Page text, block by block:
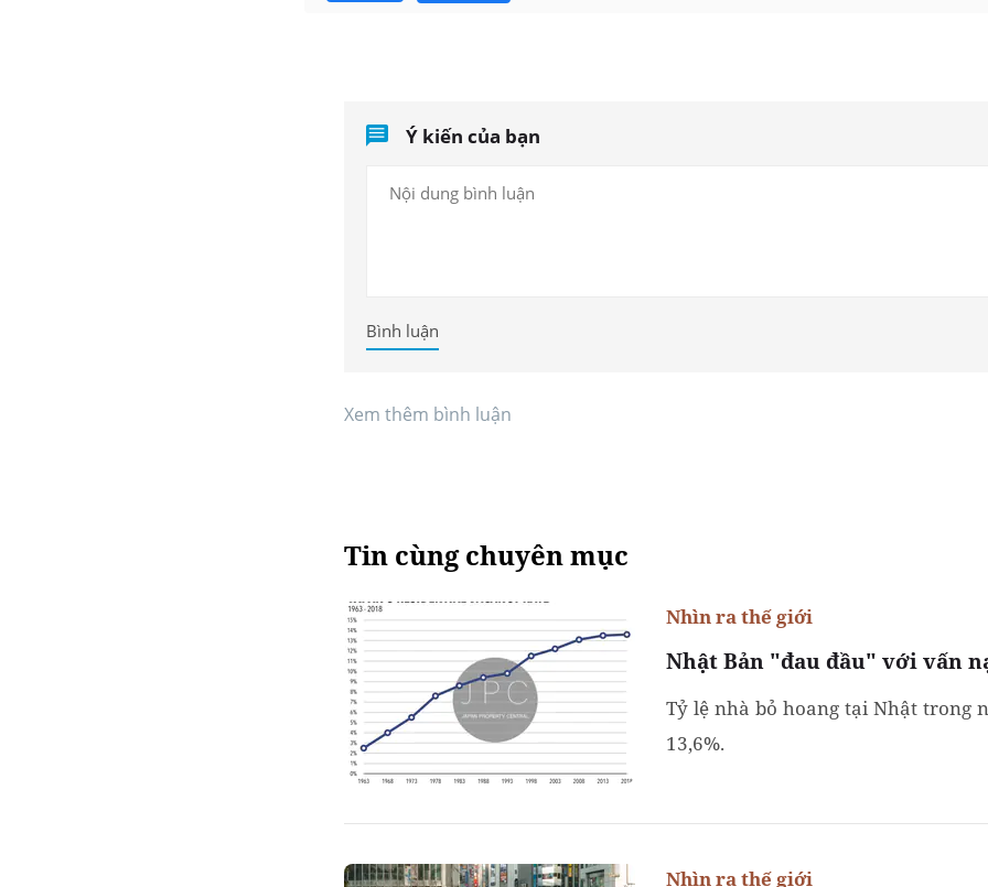
Ý kiến của bạn
Bình luận
Xem thêm bình luận
Tin cùng chuyên mục
Nhật Bản "đau đầu" với vấn
Nhìn ra thế giới
Tỷ lệ nhà bỏ hoang tại Nhật trong
13,6%.
Nhìn ra thế giới